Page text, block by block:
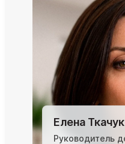
Елена Ткачук
Руководитель